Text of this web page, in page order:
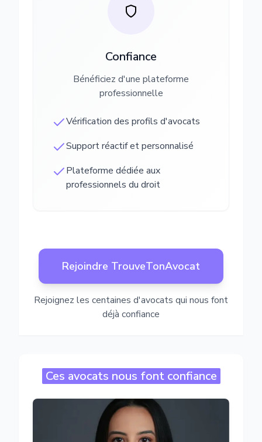
Confiance
Bénéficiez d'une plateforme
professionnelle
Vérification des profils d'avocats
Support réactif et personnalisé
Plateforme dédiée aux
professionnels du droit
Rejoindre TrouveTonAvocat
Rejoignez les centaines d'avocats qui nous font
déjà confiance
Ces avocats nous font confiance